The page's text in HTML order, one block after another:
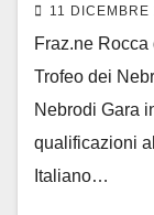
11 DICEMBRE
Fraz.ne
Trofeo dei
Nebrodi Gara
qualificazioni
Italiano…